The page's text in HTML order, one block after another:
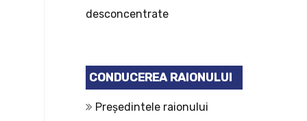
desconcentrate
CONDUCEREA RAIONULUI
Președintele raionului